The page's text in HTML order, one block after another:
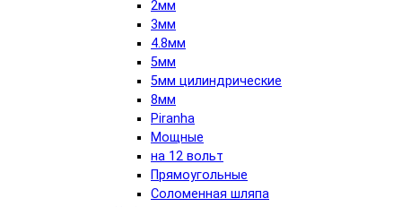
2мм
3мм
4.8мм
5мм
5мм цилиндрические
8мм
Piranha
Мощные
на 12 вольт
Прямоугольные
Соломенная шляпа